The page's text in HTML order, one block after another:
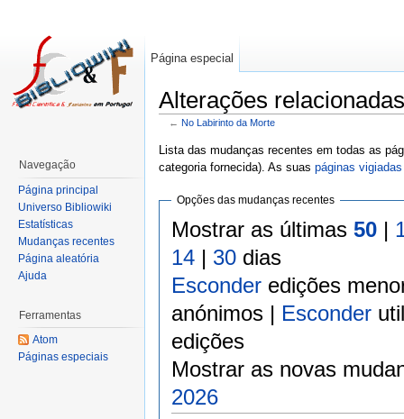
Alterações
← No Labirinto da Morte
Lista das mudanças recentes em todas as
categoria fornecida). As suas páginas vigiadas
Opções das mudanças recentes
Mostrar as últimas 50|
14| 30dias
Esconderedições
anónimos | Esconder
edições
Mostrar as novas
2026
Página especial
Navegação
Página principal
Universo Bibliowiki
Estatísticas
Mudanças recentes
Página aleatória
Ajuda
Ferramentas
Atom
Páginas especiais